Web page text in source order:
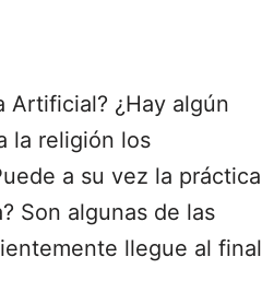
Artificial? ¿Hay algún
la religión los
a su vez la práctica
Son algunas de las
llegue al final